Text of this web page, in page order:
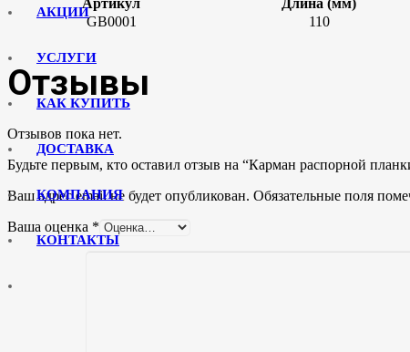
АКЦИИ
УСЛУГИ
КАК КУПИТЬ
ДОСТАВКА
КОМПАНИЯ
КОНТАКТЫ
Артикул Длина (мм)
GB0001
110
Отзывы
Отзывов пока нет.
Будьте первым, кто оставил отзыв на “Карман распорной
Ваш адрес email не будет опубликован. Обязательные поля
Ваша оценка *